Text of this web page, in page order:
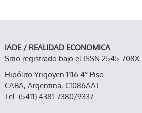
IADE / REALIDAD ECONOMICA
Sitio registrado bajo el ISSN 2545-708X
Hipólito Yrigoyen 1116 4° Piso
CABA, Argentina, C1086AAT
Tel. (5411) 4381-7380/9337